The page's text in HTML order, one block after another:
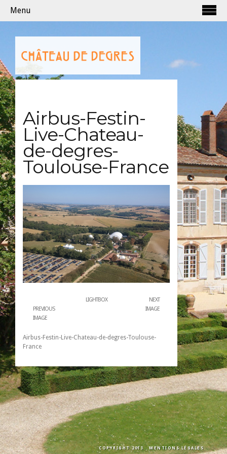
Menu
Airbus-Festin-
Live-Chateau-
de-degres-
Toulouse-France
PREVIOUS
IMAGE
LIGHTBOX
NEXT
IMAGE
Airbus-Festin-Live-Chateau-de-degres-Toulouse-
France
MENTIONS LÉGALES
COPYRIGHT 2013